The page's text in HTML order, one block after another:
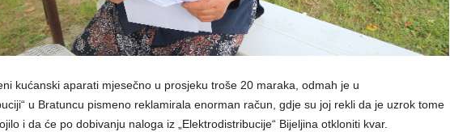
kućanski aparati mjesečno u prosjeku troše 20 maraka, odmah je u
u Bratuncu pismeno reklamirala enorman račun, gdje su joj rekli da je uzrok tome
i da će po dobivanju naloga iz „Elektrodistribucije“ Bijeljina otkloniti kvar.